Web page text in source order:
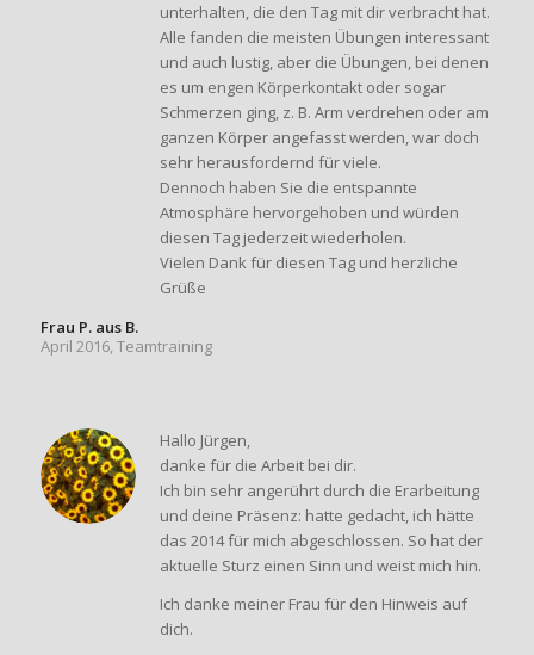
unterhalten, die den Tag mit dir verbracht hat.
Alle fanden die meisten Übungen interessant
und auch lustig, aber die Übungen, bei denen
es um engen Körperkontakt oder sogar
Schmerzen ging, z. B. Arm verdrehen oder am
ganzen Körper angefasst werden, war doch
sehr herausfordernd für viele.
Dennoch haben Sie die entspannte
Atmosphäre hervorgehoben und würden
diesen Tag jederzeit wiederholen.
Vielen Dank für diesen Tag und herzliche
Grüße
Frau P. aus B.
April 2016, Teamtraining
Hallo Jürgen,
danke für die Arbeit bei dir.
Ich bin sehr angerührt durch die Erarbeitung
und deine Präsenz: hatte gedacht, ich hätte
das 2014 für mich abgeschlossen. So hat der
aktuelle Sturz einen Sinn und weist mich hin.
Ich danke meiner Frau für den Hinweis auf
dich.